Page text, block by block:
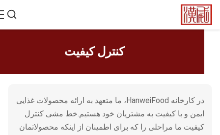
کنترل کیفیت
در کارخانه HanweiFood، ما متعهد به ارائه محصولات غذایی
ایمن و با کیفیت به مشتریان خود هستیم.خط مشی کنترل
کیفیت ما مراحلی را که برای اطمینان از اینکه محصولاتمان